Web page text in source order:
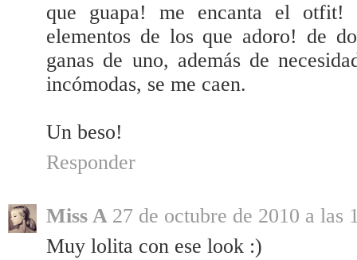
que guapa! me encanta el otfit!
elementos de los que adoro! de
ganas de uno, además de
incómodas, se me caen.
Un beso!
Responder
Miss A 27 de octubre de 2010 a las
Muy lolita con ese look :)